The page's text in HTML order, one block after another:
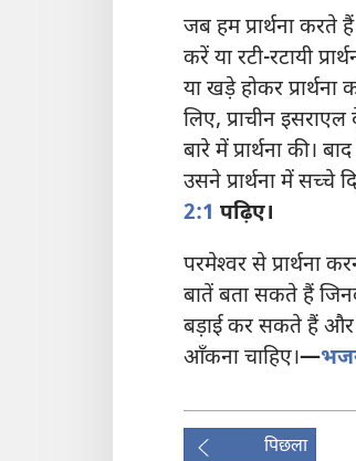
जब हम प्रार्थना करते
करें या रटी-रटायी
या खड़े होकर प्रार्थना
लिए, प्राचीन
बारे में प्रार्थना की।
उसने प्रार्थना में सच्चे
2:1 पढ़िए।
परमेश्‍वर से प्रार्थना
बातें बता सकते हैं
बड़ाई कर सकते हैं और
आँकना चाहिए।—
पिछला